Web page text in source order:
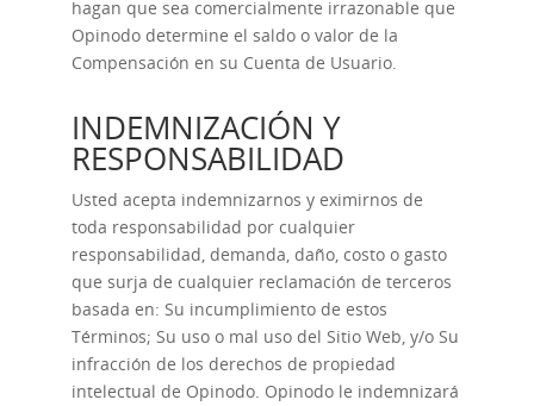
hagan que sea comercialmente irrazonable que
Opinodo determine el saldo o valor de la
Compensación en su Cuenta de Usuario.
INDEMNIZACIÓN Y
RESPONSABILIDAD
Usted acepta indemnizarnos y eximirnos de
toda responsabilidad por cualquier
responsabilidad, demanda, daño, costo o gasto
que surja de cualquier reclamación de terceros
basada en: Su incumplimiento de estos
Términos; Su uso o mal uso del Sitio Web, y/o Su
infracción de los derechos de propiedad
intelectual de Opinodo. Opinodo le indemnizará